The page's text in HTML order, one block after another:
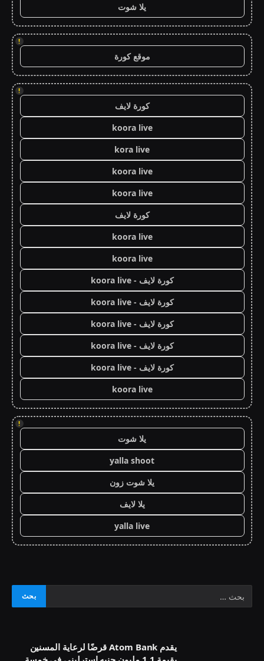
يلا شوت
!
موقع كورة
!
كورة لايف
koora live
kora live
koora live
koora live
كورة لايف
koora live
koora live
كورة لايف - koora live
كورة لايف - koora live
كورة لايف - koora live
كورة لايف - koora live
كورة لايف - koora live
koora live
!
يلا شوت
yalla shoot
يلا شوت زون
يلا لايف
yalla live
يقدم Atom Bank قرضًا لرعاية المسنين